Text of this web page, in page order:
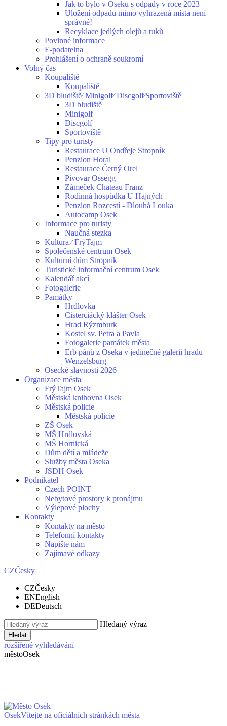
Jak to bylo v Oseku s odpady v roce 2023
Uložení odpadu mimo vyhrazená místa není
správné!
Recyklace jedlých olejů a tuků
Povinné informace
E-podatelna
Prohlášení o ochraně soukromí
Volný čas
Koupaliště
Koupaliště
3D bludiště⁄ Minigolf⁄ Discgolf⁄Sportoviště
3D bludiště
Minigolf
Discgolf
Sportoviště
Tipy pro turisty
Restaurace U Ondřeje Stropník
Penzion Horal
Restaurace Černý Orel
Pivovar Ossegg
Zámeček Chateau Franz
Rodinná hospůdka U Hajných
Penzion Rozcestí - Dlouhá Louka
Autocamp Osek
Informace pro turisty
Naučná stezka
Kultura ⁄ FrýTajm
Společenské centrum Osek
Kulturní dům Stropník
Turistické informační centrum Osek
Kalendář akcí
Fotogalerie
Památky
Hrdlovka
Cisterciácký klášter Osek
Hrad Rýzmburk
Kostel sv. Petra a Pavla
Fotogalerie památek města
Erb pánů z Oseka v jedinečné galerii hradu
Wenzelsburg
Osecké slavnosti 2026
Organizace města
FrýTajm Osek
Městská knihovna Osek
Městská policie
Městská policie
ZŠ Osek
MŠ Hrdlovská
MŠ Hornická
Dům dětí a mládeže
Služby města Oseka
JSDH Osek
Podnikatel
Czech POINT
Nebytové prostory k pronájmu
Výlepové plochy
Kontakty
Kontakty na město
Telefonní kontakty
Napište nám
Zajímavé odkazy
CZČesky
CZČesky
ENEnglish
DEDeutsch
Hledaný výraz
Hledat
rozšířené vyhledávání
městoOsek
OsekVítejte na oficiálních stránkách města